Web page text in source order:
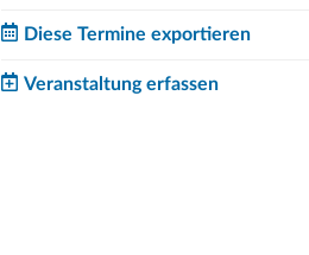
Diese Termine exportieren
Veranstaltung erfassen